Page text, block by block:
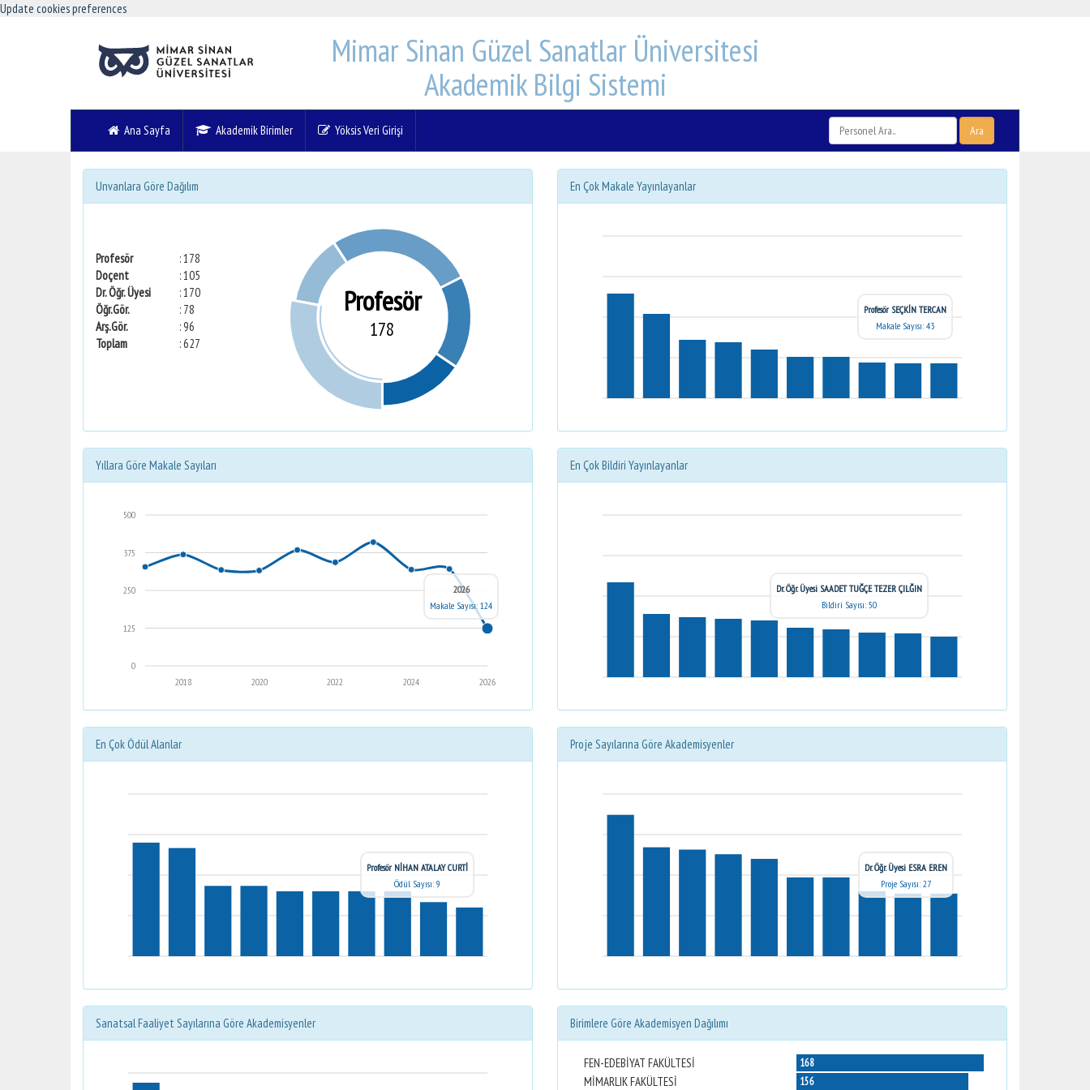
Update cookies preferences
Mimar Sinan Güzel Sanatlar Üniversitesi
Akademik Bilgi Sistemi
Ana Sayfa Akademik Birimler Yöksis Veri Girişi Ara
Unvanlara Göre Dağılım
Profesör
: 178
Doçent
: 105
Dr. Öğr. Üyesi
: 170
Öğr.Gör.
: 78
Arş.Gör.
: 96
Toplam
: 627
Profesör
178
En Çok Makale Yayınlayanlar
Profesör SEÇKİN TERCAN
Makale Sayısı: 43
Yıllara Göre Makale Sayıları
0
125
250
375
500
2026
2024
2022
2020
2018
2026
Makale Sayısı: 124
En Çok Bildiri Yayınlayanlar
Dr. Öğr. Üyesi SAADET TUĞÇE TEZER ÇILĞIN
Bildiri Sayısı: 50
En Çok Ödül Alanlar
Profesör NİHAN ATALAY CURTİ
Ödül Sayısı: 9
Proje Sayılarına Göre Akademisyenler
Dr. Öğr. Üyesi ESRA EREN
Proje Sayısı: 27
Sanatsal Faaliyet Sayılarına Göre Akademisyenler Birimlere Göre Akademisyen Dağılımı
FEN-EDEBİYAT FAKÜLTESİ
MİMARLIK FAKÜLTESİ
168
156